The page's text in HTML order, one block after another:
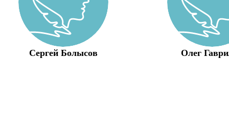
Сергей Болысов Олег